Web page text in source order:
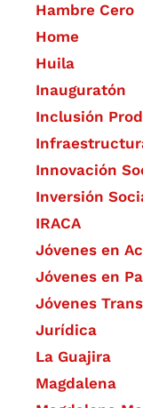
Hambre Cero
Home
Huila
Inauguratón
Inclusión
​Innovación
Inversión
IRACA
Jóvenes en
Jóvenes en
Jóvenes
Jurídica
La Guajira
Magdalena